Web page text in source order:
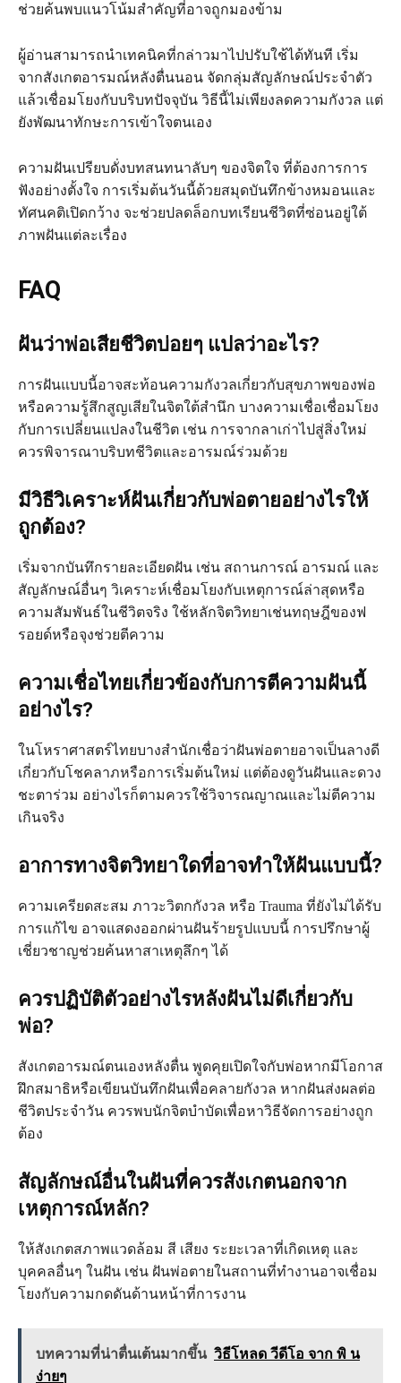
ช่วยค้นพบแนวโน้มสำคัญที่อาจถูกมองข้าม
ผู้อ่านสามารถนำเทคนิคที่กล่าวมาไปปรับใช้ได้ทันที เริ่ม
จากสังเกตอารมณ์หลังตื่นนอน จัดกลุ่มสัญลักษณ์ประจำตัว
แล้วเชื่อมโยงกับบริบทปัจจุบัน วิธีนี้ไม่เพียงลดความกังวล แต่
ยังพัฒนาทักษะการเข้าใจตนเอง
ความฝันเปรียบดั่งบทสนทนาลับๆ ของจิตใจ ที่ต้องการการ
ฟังอย่างตั้งใจ การเริ่มต้นวันนี้ด้วยสมุดบันทึกข้างหมอนและ
ทัศนคติเปิดกว้าง จะช่วยปลดล็อกบทเรียนชีวิตที่ซ่อนอยู่ใต้
ภาพฝันแต่ละเรื่อง
FAQ
ฝันว่าพ่อเสียชีวิตบ่อยๆ แปลว่าอะไร?
การฝันแบบนี้อาจสะท้อนความกังวลเกี่ยวกับสุขภาพของพ่อ
หรือความรู้สึกสูญเสียในจิตใต้สำนึก บางความเชื่อเชื่อมโยง
กับการเปลี่ยนแปลงในชีวิต เช่น การจากลาเก่าไปสู่สิ่งใหม่
ควรพิจารณาบริบทชีวิตและอารมณ์ร่วมด้วย
มีวิธีวิเคราะห์ฝันเกี่ยวกับพ่อตายอย่างไรให้
ถูกต้อง?
เริ่มจากบันทึกรายละเอียดฝัน เช่น สถานการณ์ อารมณ์ และ
สัญลักษณ์อื่นๆ วิเคราะห์เชื่อมโยงกับเหตุการณ์ล่าสุดหรือ
ความสัมพันธ์ในชีวิตจริง ใช้หลักจิตวิทยาเช่นทฤษฎีของฟ
รอยด์หรือจุงช่วยตีความ
ความเชื่อไทยเกี่ยวข้องกับการตีความฝันนี้
อย่างไร?
ในโหราศาสตร์ไทยบางสำนักเชื่อว่าฝันพ่อตายอาจเป็นลางดี
เกี่ยวกับโชคลาภหรือการเริ่มต้นใหม่ แต่ต้องดูวันฝันและดวง
ชะตาร่วม อย่างไรก็ตามควรใช้วิจารณญาณและไม่ตีความ
เกินจริง
อาการทางจิตวิทยาใดที่อาจทำให้ฝันแบบนี้?
ความเครียดสะสม ภาวะวิตกกังวล หรือ Trauma ที่ยังไม่ได้รับ
การแก้ไข อาจแสดงออกผ่านฝันร้ายรูปแบบนี้ การปรึกษาผู้
เชี่ยวชาญช่วยค้นหาสาเหตุลึกๆ ได้
ควรปฏิบัติตัวอย่างไรหลังฝันไม่ดีเกี่ยวกับ
พ่อ?
สังเกตอารมณ์ตนเองหลังตื่น พูดคุยเปิดใจกับพ่อหากมีโอกาส
ฝึกสมาธิหรือเขียนบันทึกฝันเพื่อคลายกังวล หากฝันส่งผลต่อ
ชีวิตประจำวัน ควรพบนักจิตบำบัดเพื่อหาวิธีจัดการอย่างถูก
ต้อง
สัญลักษณ์อื่นในฝันที่ควรสังเกตนอกจาก
เหตุการณ์หลัก?
ให้สังเกตสภาพแวดล้อม สี เสียง ระยะเวลาที่เกิดเหตุ และ
บุคคลอื่นๆ ในฝัน เช่น ฝันพ่อตายในสถานที่ทำงานอาจเชื่อม
โยงกับความกดดันด้านหน้าที่การงาน
บทความที่น่าตื่นเต้นมากขึ้น วิธีโหลด วีดีโอ จาก พิ น
ง่ายๆ